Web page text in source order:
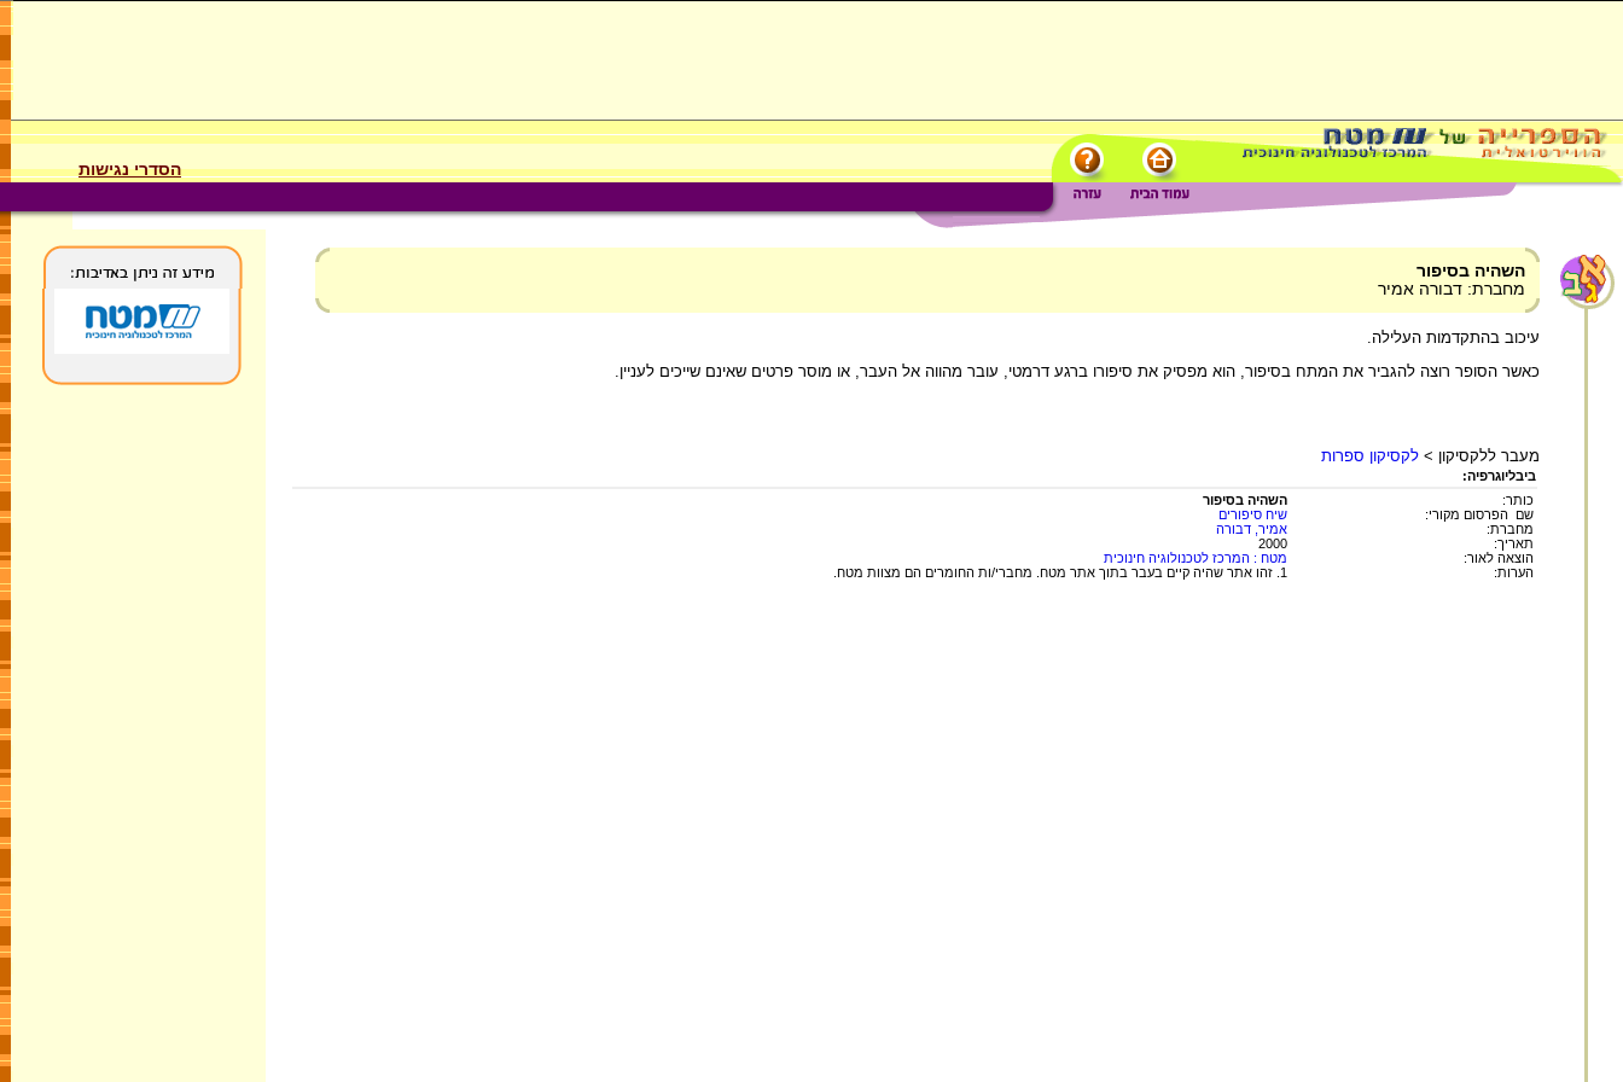
הסדרי נגישות
השהיה בסיפור
מחברת: דבורה אמיר
עיכוב בהתקדמות העלילה.
כאשר הסופר רוצה להגביר את המתח בסיפור, הוא מפסיק את סיפורו ברגע דרמטי, עובר מהווה אל העבר, או מוסר פרטים שאינם שייכים לעניין.
מעבר ללקסיקון > לקסיקון ספרות
ביבליוגרפיה:
כותר:
השהיה בסיפור
שם הפרסום מקורי:
שיח סיפורים
מחברת:
אמיר, דבורה
תאריך:
2000
הוצאה לאור:
מטח : המרכז לטכנולוגיה חינוכית
הערות:
1. זהו אתר שהיה קיים בעבר בתוך אתר מטח. מחברי/ות החומרים הם מצוות מטח.